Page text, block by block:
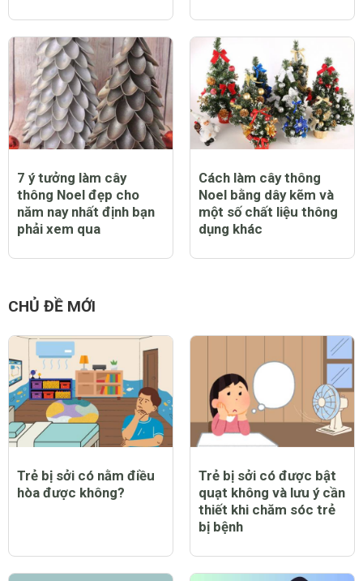
7 ý tưởng làm cây
thông Noel đẹp cho
năm nay nhất định bạn
phải xem qua
Cách làm cây thông
Noel bằng dây kẽm và
một số chất liệu thông
dụng khác
CHỦ ĐỀ MỚI
Trẻ bị sởi có nằm điều
hòa được không?
Trẻ bị sởi có được bật
quạt không và lưu ý cần
thiết khi chăm sóc trẻ
bị bệnh